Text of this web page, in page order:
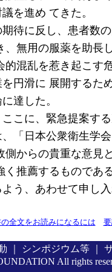
を進め てきた。
待に反し、患者数
無用の服薬を助長
混乱を惹き起こす
円滑に 展開するた
達した。
こに、緊急提案する
「日本公衆衛生学
側からの貴重な意見
推薦するものである
う、あわせて申し
全文をお読みになるには
シンポジウム等
All rights